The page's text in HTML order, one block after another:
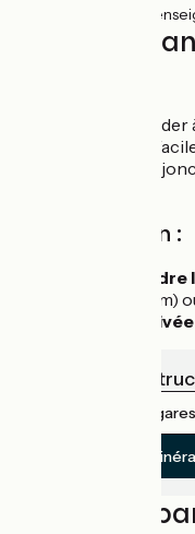
(15%) Non
Trains et
Vous pouvez
vélo depuis Paris
assurent aussi les
Accès en train :
Pour
de-Reuil (1 km)
Depuis
Voir les
Afficher les
Rejoindre
Nos idées